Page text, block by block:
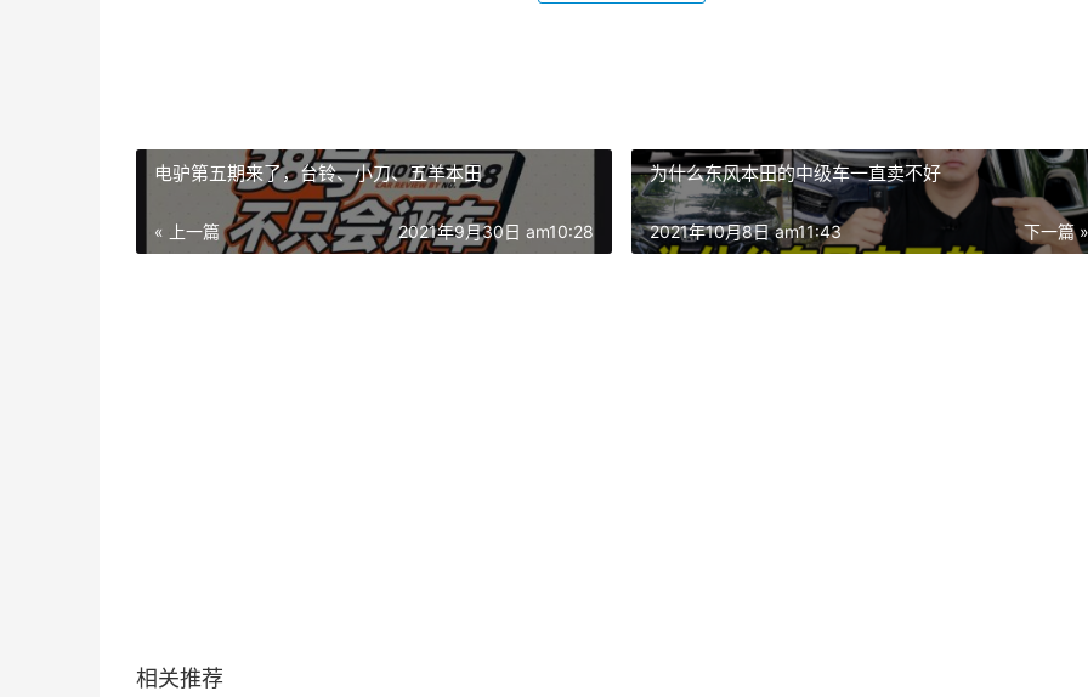
电驴第五期来了，台铃、小刀、五羊本田
« 上一篇 2021年9月30日 am10:28
为什么东风本田的中级车一直卖不好
下一篇 »
2021年10月8日 am11:43
相关推荐